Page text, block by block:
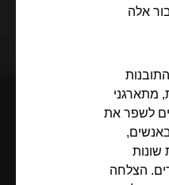
אלה
מתארגני
לשפר את
באנשים,
שונות
הצלחה